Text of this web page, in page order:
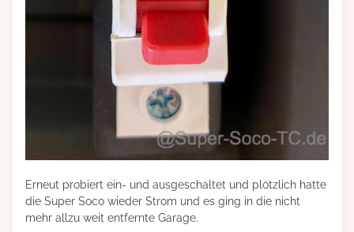
Erneut probiert ein- und ausgeschaltet und plötzlich hatte
die Super Soco wieder Strom und es ging in die nicht
mehr allzu weit entfernte Garage.